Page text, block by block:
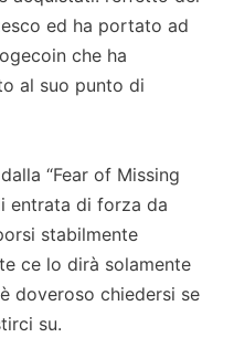
ed ha portato ad
che ha
al suo punto di
“Fear of Missing
entrata di forza da
stabilmente
ce lo dirà solamente
doveroso chiedersi se
su.